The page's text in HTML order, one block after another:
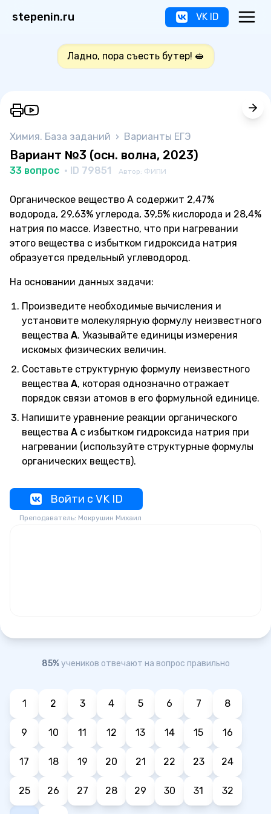
stepenin.ru VK ID
Ладно, пора съесть бутер! 🥪
Химия. База заданий › Варианты ЕГЭ
Вариант №3 (осн. волна, 2023)
33 вопрос · ID 79851 Автор: ФИПИ
Органическое вещество A содержит 2,47%
водорода, 29,63% углерода, 39,5% кислорода и 28,4%
натрия по массе. Известно, что при нагревании
этого вещества с избытком гидроксида натрия
образуется предельный углеводород.
На основании данных задачи:
Произведите необходимые вычисления и
установите молекулярную формулу неизвестного
вещества А. Указывайте единицы измерения
искомых физических величин.
Составьте структурную формулу неизвестного
вещества А, которая однозначно отражает
порядок связи атомов в его формульной единице.
Напишите уравнение реакции органического
вещества А с избытком гидроксида натрия при
нагревании (используйте структурные формулы
органических веществ).
Войти с VK ID
Преподаватель: Мокрушин Михаил
85%учеников отвечают на вопрос правильно
1 2 3 4 5 6 7 8
9 10 11 12 13 14 15 16
17 18 19 20 21 22 23 24
25 26 27 28 29 30 31 32